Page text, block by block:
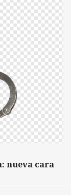
nueva cara